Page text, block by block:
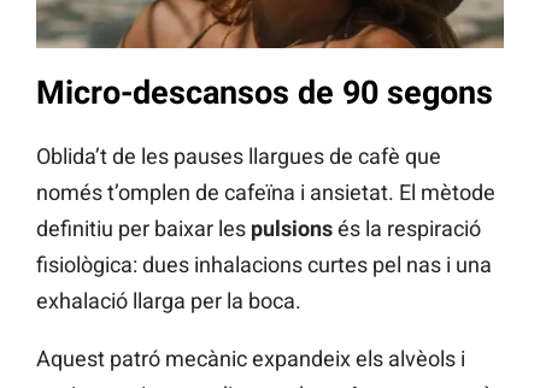
Micro-descansos de 90 segons
Oblida’t de les pauses llargues de cafè que
només t’omplen de cafeïna i ansietat. El mètode
definitiu per baixar les pulsionsés la respiració
fisiològica: dues inhalacions curtes pel nas i una
exhalació llarga per la boca.
Aquest patró mecànic expandeix els alvèols i